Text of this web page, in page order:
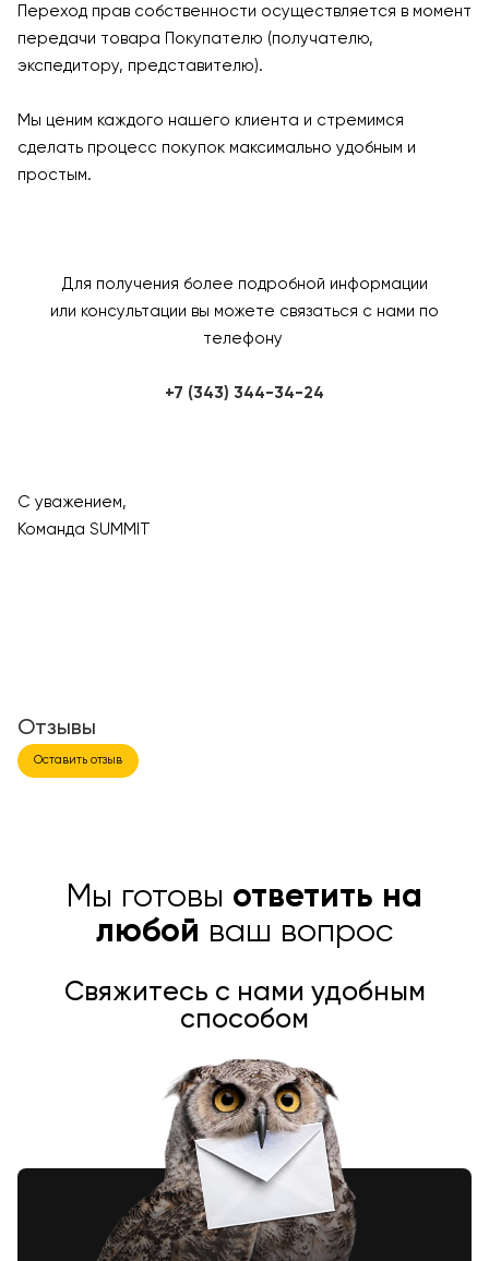
Переход прав собственности осуществляется в момент
передачи товара Покупателю (получателю,
экспедитору, представителю).
Мы ценим каждого нашего клиента и стремимся
сделать процесс покупок максимально удобным и
простым.
Для получения более подробной информации
или консультации вы можете связаться с нами по
телефону
+7 (343) 344-34-24
С уважением,
Команда SUMMIT
Отзывы
Оставить отзыв
Мы готовы ответить на
любой ваш вопрос
Свяжитесь с нами удобным
способом